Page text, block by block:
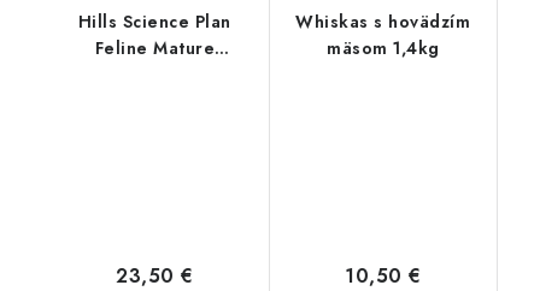
Hills Science Plan
Feline Mature
23,50 €
Whiskas s hovädzím
mäsom 1,4kg
10,50 €